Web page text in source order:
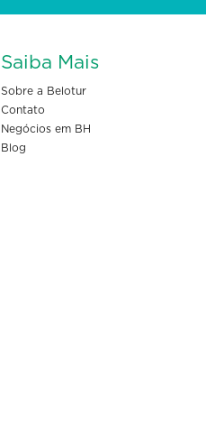
Saiba Mais
Sobre a Belotur
Contato
Negócios em BH
Blog